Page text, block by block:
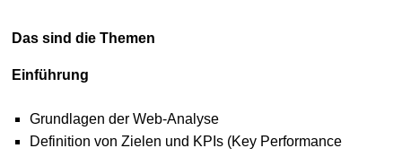
Das sind die Themen
Einführung
Grundlagen der Web-Analyse
Definition von Zielen und KPIs (Key Performance